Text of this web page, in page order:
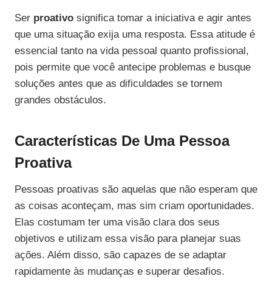
Ser proativo significa tomar a iniciativa e agir antes
que uma situação exija uma resposta. Essa atitude é
essencial tanto na vida pessoal quanto profissional,
pois permite que você antecipe problemas e busque
soluções antes que as dificuldades se tornem
grandes obstáculos.
Características De Uma Pessoa
Proativa
Pessoas proativas são aquelas que não esperam que
as coisas aconteçam, mas sim criam oportunidades.
Elas costumam ter uma visão clara dos seus
objetivos e utilizam essa visão para planejar suas
ações. Além disso, são capazes de se adaptar
rapidamente às mudanças e superar desafios.